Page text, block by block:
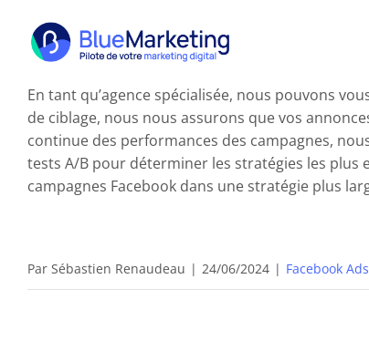
contenu
En tant qu’agence spécialisée, nous pouvons
de ciblage, nous nous assurons que vos
continue des performances des campagnes,
tests A/B pour déterminer les stratégies les
campagnes Facebook dans une stratégie plus
Par Sébastien Renaudeau | 24/06/2024 | Facebook Ads